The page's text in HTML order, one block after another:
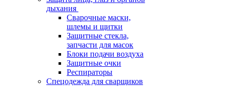
дыхания
Сварочные маски,
шлемы и щитки
Защитные стекла,
запчасти для масок
Блоки подачи воздуха
Защитные очки
Респираторы
Спецодежда для сварщиков